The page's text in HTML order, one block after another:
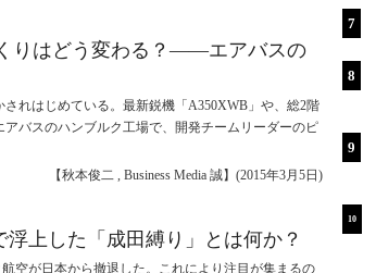
りはどう変わる？――エアバスの
れはじめている。最新鋭機「A350XWB」や、総2階
バスのハンブルク工場で、開発チームリーダーのピ
【秋本俊二 , Business Media 誠】 (2015年3月5日 )
上した「成田縛り」とは何か？
空が日本から撤退した。これにより注目が集まるの